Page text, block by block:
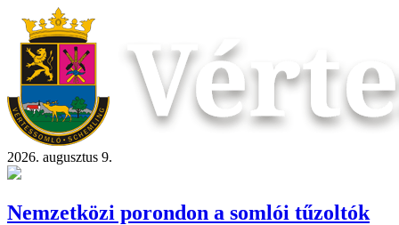
2026. augusztus 9.
Nemzetközi porondon a somlói tűzoltók